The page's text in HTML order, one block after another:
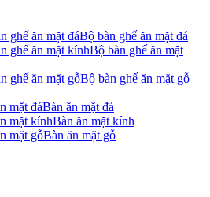
Bộ bàn ghế ăn mặt đá
Bộ bàn ghế ăn mặt
Bộ bàn ghế ăn mặt gỗ
Bàn ăn mặt đá
Bàn ăn mặt kính
Bàn ăn mặt gỗ